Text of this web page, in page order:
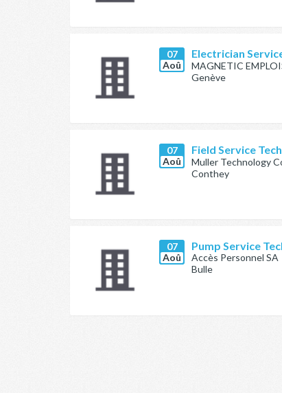
07
Aoû
Electrician
MAGNETIC
Genève
07
Aoû
Field Service
Muller Technology
Conthey
07
Aoû
Pump Service
Accès Personnel SA
Bulle